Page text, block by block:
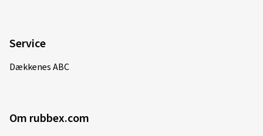
Service
Dækkenes ABC
Om rubbex.com